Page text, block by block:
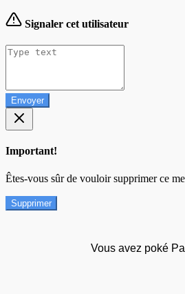
Signaler cet utilisateur
Envoyer
Important!
Êtes-vous sûr de vouloir supprimer ce
Supprimer
Vous avez poké